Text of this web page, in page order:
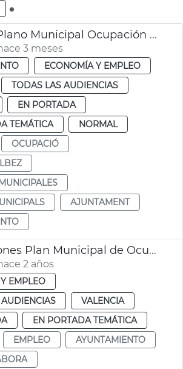
Aprobado Plano Municipal Ocupación València con 219 contratos
3 meses
ECONOMÍA Y EMPLEO
TODAS LAS AUDIENCIAS
EN PORTADA
TEMÁTICA
NORMAL
OCUPACIÓ
AJUNTAMENT
Contrataciones Plan Municipal de Ocupación
2 años
EMPLEO
VALENCIA
EN PORTADA TEMÁTICA
EMPLEO
AYUNTAMIENTO